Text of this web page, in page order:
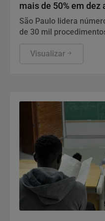
mais de 50% em dez
São Paulo lidera
de 30 mil
Visualizar